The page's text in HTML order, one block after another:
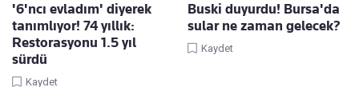
'6'ncı evladım' diyerek
tanımlıyor! 74 yıllık:
Restorasyonu 1.5 yıl
sürdü
Kaydet
Buski duyurdu! Bursa'da
sular ne zaman gelecek?
Kaydet